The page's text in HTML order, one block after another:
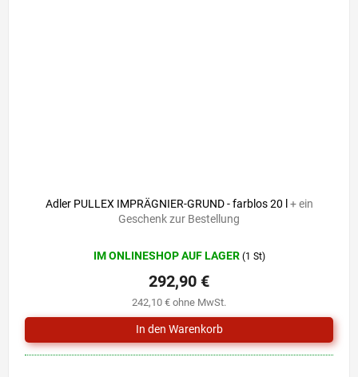
Adler PULLEX IMPRÄGNIER-GRUND - farblos 20 l+ ein
Geschenk zur Bestellung
IM ONLINESHOP AUF LAGER (1 St)
242,10 € ohne MwSt.
292,90 €